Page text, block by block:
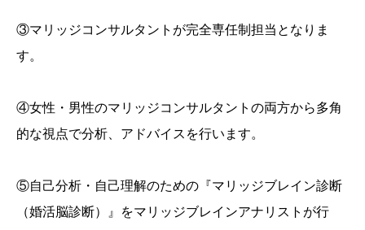
③マリッジコンサルタントが完全専任制担当となりま
す。
④女性・男性のマリッジコンサルタントの両方から多角
的な視点で分析、アドバイスを行います。
⑤自己分析・自己理解のための『マリッジブレイン診断
（婚活脳診断）』をマリッジブレインアナリストが行